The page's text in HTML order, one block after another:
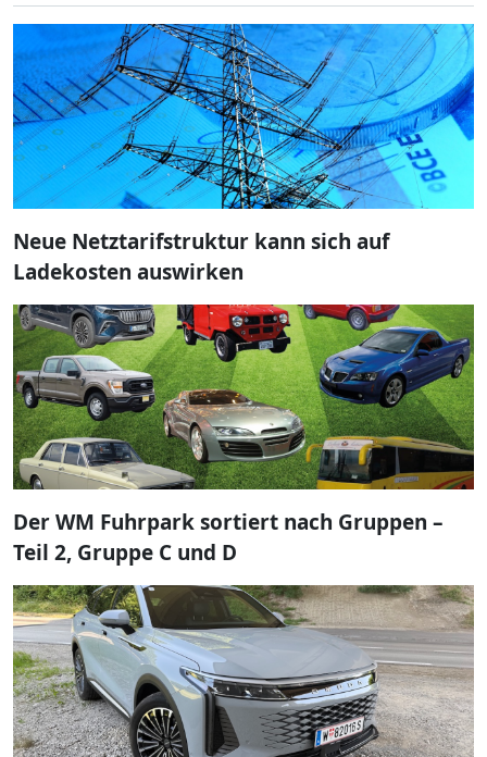
Neue Netztarifstruktur kann sich auf
Ladekosten auswirken
Der WM Fuhrpark sortiert nach Gruppen –
Teil 2, Gruppe C und D